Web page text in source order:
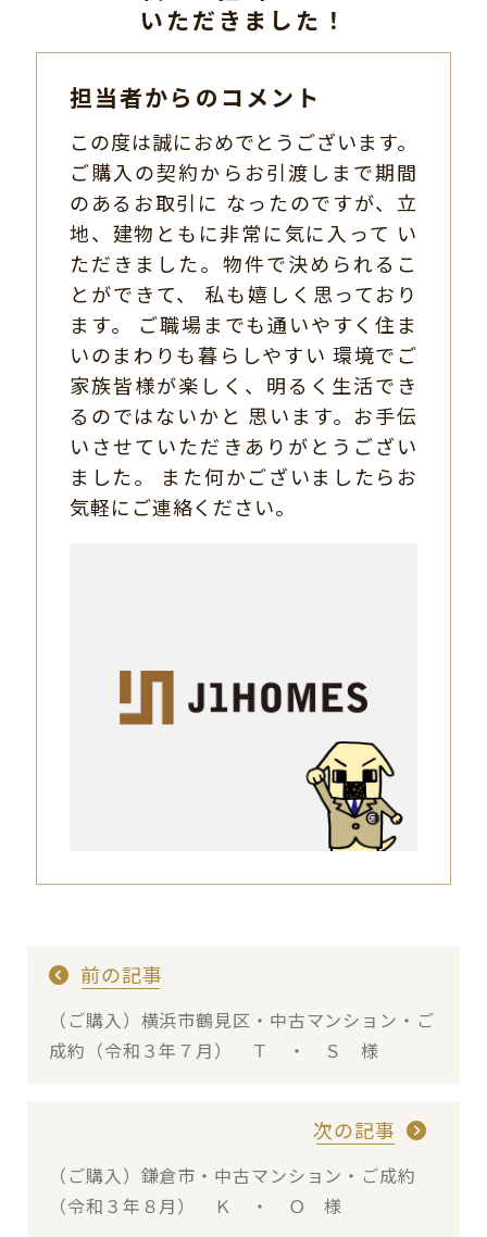
いただきました！
担当者からのコメント
この度は誠におめでとうございます。
ご購入の契約からお引渡しまで期間
のあるお取引に なったのですが、立
地、建物ともに非常に気に入って い
ただきました。物件で決められるこ
とができて、 私も嬉しく思っており
ます。 ご職場までも通いやすく住ま
いのまわりも暮らしやすい 環境でご
家族皆様が楽しく、明るく生活でき
るのではないかと 思います。お手伝
いさせていただきありがとうござい
ました。 また何かございましたらお
気軽にご連絡ください。
前の記事
（ご購入）横浜市鶴見区・中古マンション・ご
成約（令和３年７月） Ｔ ・ Ｓ 様
次の記事
（ご購入）鎌倉市・中古マンション・ご成約
（令和３年８月） Ｋ ・ Ｏ 様